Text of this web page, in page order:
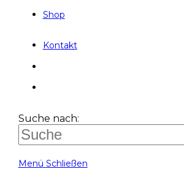
Shop
Kontakt
Suche nach:
Menü Schließen